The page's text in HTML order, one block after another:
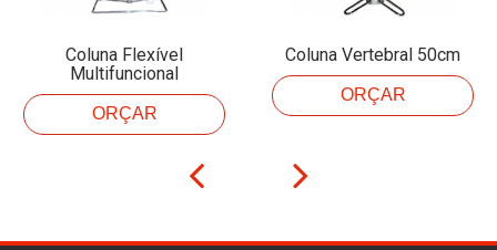
Coluna Flexível
Multifuncional
ORÇAR
Coluna Vertebral 50cm
ORÇAR